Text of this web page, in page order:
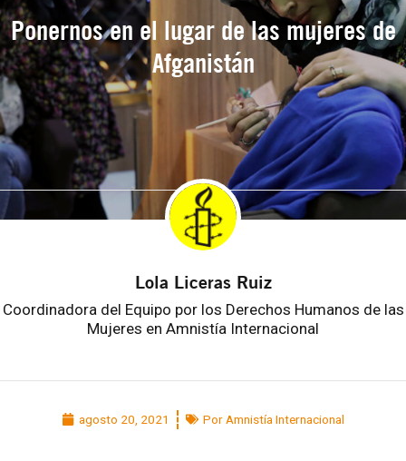
Ponernos en el lugar de las mujeres de
Afganistán
Lola Liceras Ruiz
Coordinadora del Equipo por los Derechos Humanos de las
Mujeres en Amnistía Internacional
agosto 20, 2021 Por Amnistía Internacional